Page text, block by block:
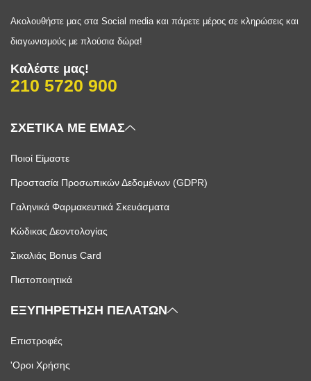
Ακολουθήστε μας στα Social media και πάρετε μέρος σε κληρώσεις και
διαγωνισμούς με πλούσια δώρα!
Καλέστε μας!
210 5720 900
ΣΧΕΤΙΚΑ ΜΕ ΕΜΑΣ
Ποιοί Είμαστε
Προστασία Προσωπικών Δεδομένων (GDPR)
Γαληνικά Φαρμακευτικά Σκευάσματα
Κώδικας Δεοντολογίας
Σικαλιάς Bonus Card
Πιστοποιητικά
ΕΞΥΠΗΡΕΤΗΣΗ ΠΕΛΑΤΩΝ
Επιστροφές
'Οροι Χρήσης